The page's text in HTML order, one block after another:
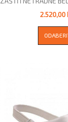
2.520,00